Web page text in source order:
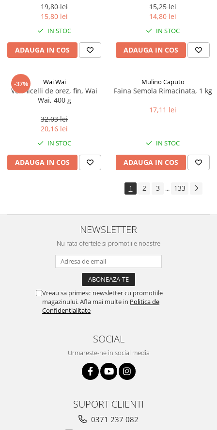
19,80 lei
15,80 lei
IN STOC
ADAUGA IN COS
15,25 lei
14,80 lei
IN STOC
ADAUGA IN COS
-37% Wai Wai
Vermicelli de orez, fin, Wai
Wai, 400 g
32,03 lei
20,16 lei
IN STOC
ADAUGA IN COS
Mulino Caputo
Faina Semola Rimacinata, 1 kg
17,11 lei
IN STOC
ADAUGA IN COS
1 2 3 ... 133
NEWSLETTER
Nu rata ofertele si promotiile noastre
Vreau sa primesc newsletter cu promotiile
magazinului. Afla mai multe in Politica de
Confidentialitate
SOCIAL
Urmareste-ne in social media
SUPORT CLIENTI
0371 237 082